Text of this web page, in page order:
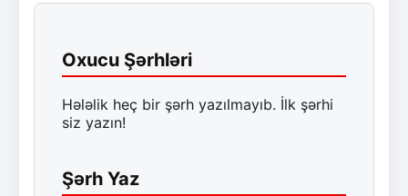
Oxucu Şərhləri
Hələlik heç bir şərh yazılmayıb. İlk şərhi
siz yazın!
Şərh Yaz